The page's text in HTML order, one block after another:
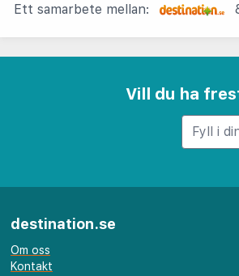
Ett samarbete mellan:
Vill du ha
destination.se
Om oss
Kontakt